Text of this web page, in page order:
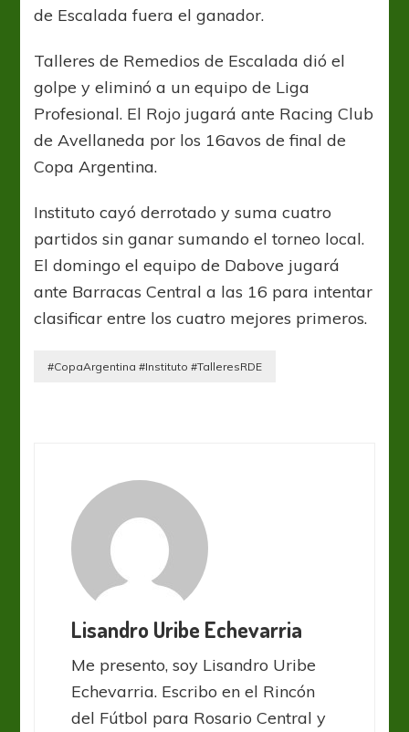
de Escalada fuera el ganador.
Talleres de Remedios de Escalada dió el
golpe y eliminó a un equipo de Liga
Profesional. El Rojo jugará ante Racing Club
de Avellaneda por los 16avos de final de
Copa Argentina.
Instituto cayó derrotado y suma cuatro
partidos sin ganar sumando el torneo local.
El domingo el equipo de Dabove jugará
ante Barracas Central a las 16 para intentar
clasificar entre los cuatro mejores primeros.
#CopaArgentina #Instituto #TalleresRDE
Lisandro Uribe Echevarria
Me presento, soy Lisandro Uribe
Echevarria. Escribo en el Rincón
del Fútbol para Rosario Central y